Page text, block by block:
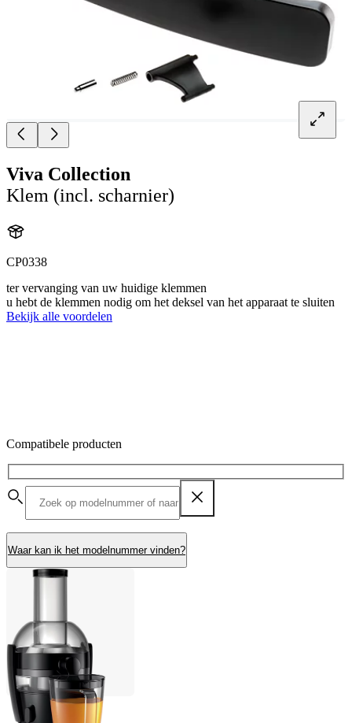
Viva Collection
Klem (incl. scharnier)
CP0338
ter vervanging van uw huidige klemmen
u hebt de klemmen nodig om het deksel van het apparaat te sluiten
Bekijk alle voordelen
Compatibele producten
Waar kan ik het modelnummer vinden?